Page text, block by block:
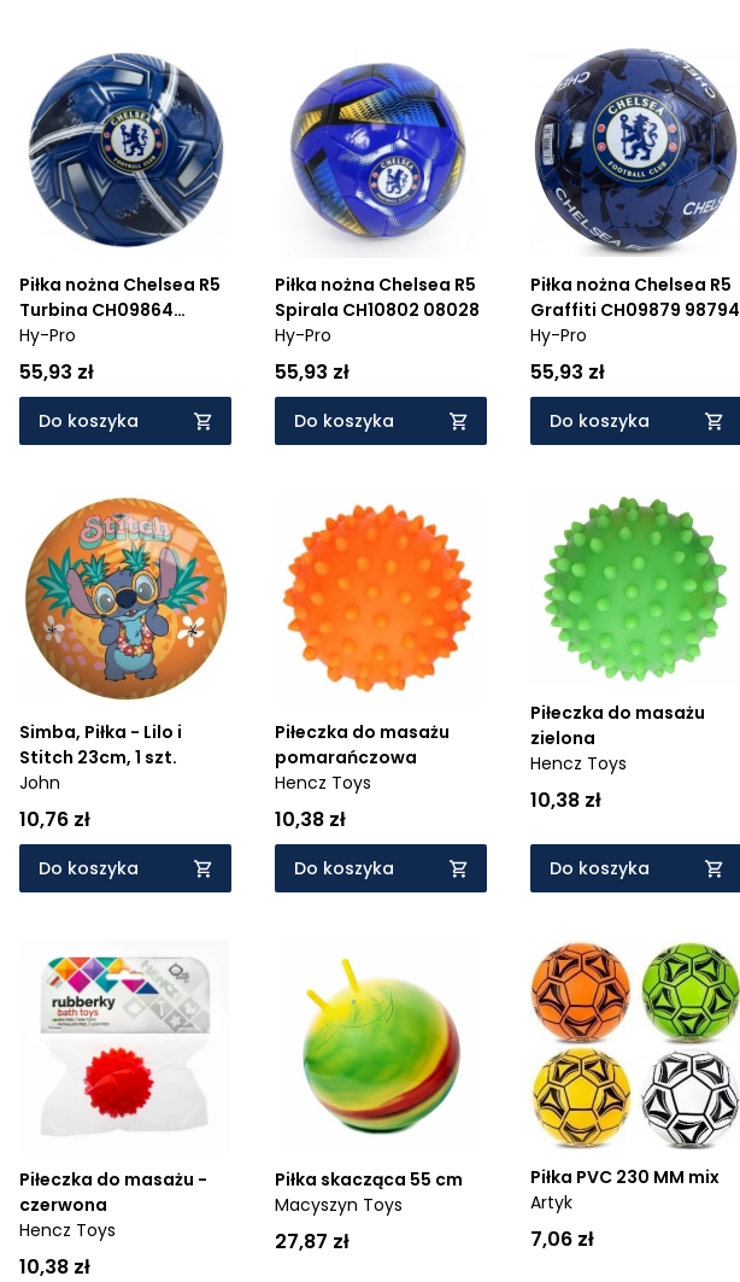
Piłka nożna Chelsea R5
Turbina CH09864
98640
Hy-Pro
55,93 zł
Do koszyka
Piłka nożna Chelsea R5
Spirala CH10802 08028
Hy-Pro
55,93 zł
Do koszyka
Piłka nożna Chelsea R5
Graffiti CH09879 98794
Hy-Pro
55,93 zł
Do koszyka
Simba, Piłka - Lilo i
Stitch 23cm, 1 szt.
John
10,76 zł
Do koszyka
Piłeczka do masażu
pomarańczowa
Hencz Toys
10,38 zł
Do koszyka
Piłeczka do masażu
zielona
Hencz Toys
10,38 zł
Do koszyka
Piłeczka do masażu -
czerwona
Hencz Toys
10,38 zł
Piłka skacząca 55 cm
Macyszyn Toys
27,87 zł
Piłka PVC 230 MM mix
Artyk
7,06 zł